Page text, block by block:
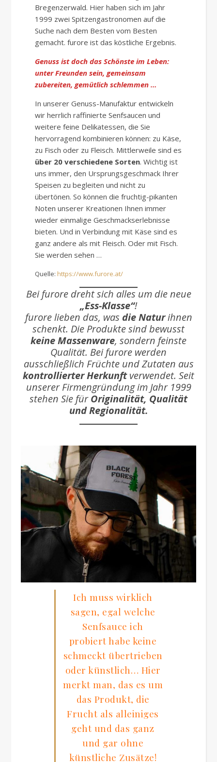
Bregenzerwald. Hier haben sich im Jahr
1999 zwei Spitzengastronomen auf die
Suche nach dem Besten vom Besten
gemacht. furore ist das köstliche Ergebnis.
Genuss ist doch das Schönste im Leben:
unter Freunden sein, gemeinsam
zubereiten, gemütlich schlemmen …
In unserer Genuss-Manufaktur entwickeln
wir herrlich raffinierte Senfsaucen und
weitere feine Delikatessen, die Sie
hervorragend kombinieren können: zu Käse,
zu Fisch oder zu Fleisch. Mittlerweile sind es
über 20 verschiedene Sorten. Wichtig ist
uns immer, den Ursprungsgeschmack Ihrer
Speisen zu begleiten und nicht zu
übertönen. So können die fruchtig-pikanten
Noten unserer Kreationen Ihnen immer
wieder einmalige Geschmackserlebnisse
bieten. Und in Verbindung mit Käse sind es
ganz andere als mit Fleisch. Oder mit Fisch.
Sie werden sehen …
Quelle: https://www.furore.at/
Bei furore dreht sich alles um die neue
„Ess-Klasse“!
furore lieben das, was die Naturihnen
schenkt. Die Produkte sind bewusst
keine Massenware, sondern feinste
Qualität. Bei furore werden
ausschließlich Früchte und Zutaten aus
kontrollierter Herkunftverwendet. Seit
unserer Firmengründung im Jahr 1999
stehen Sie fürOriginalität, Qualität
und Regionalität.
Ich muss wirklich
sagen, egal welche
Senfsauce ich
probiert habe keine
schmeckt übertrieben
oder künstlich… Hier
merkt man, das es um
das Produkt, die
Frucht als alleiniges
geht und das ganz
und gar ohne
künstliche Zusätze!